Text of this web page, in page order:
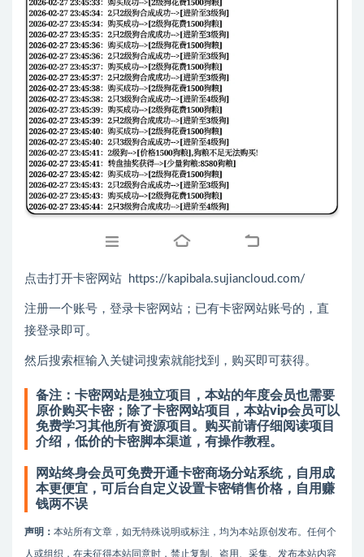
点击打开卡密网站 https://kapibala.sujiancloud.com/
注册一个账号，登录卡密网站；已有卡密网站账号的，直
接登录即可。
然后搜索框输入关键词搜索就能找到，购买即可获得。
备注：卡密网站是独立项目，本站的年度会员也需要
原价购买卡密；除了卡密网站项目，本站vip会员可以
免费学习其他所有资源项目。 购买前请仔细阅读项目
介绍，低价的卡密脚本渠道，有操作教程。
网站终身会员可免费开通卡密商场分站系统，自用成
本更便宜，可后台自定义设置卡密销售价格，自用赚
钱两不误
声明： 本站所有文章，如无特殊说明或标注，均为本站原创发布。任何个
人或组织，在未征得本站同意时，禁止复制、盗用、采集、发布本站内容